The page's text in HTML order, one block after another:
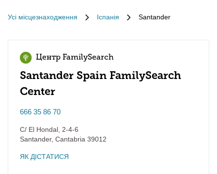
Усі місцезнаходження Іспанія Santander
Центр FamilySearch
Santander Spain FamilySearch
Center
666 35 86 70
C/ El Hondal, 2-4-6
Santander, Cantabria 39012
ЯК ДІСТАТИСЯ